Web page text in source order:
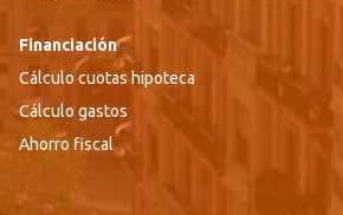
Financiación
Cálculo cuotas hipoteca
Cálculo gastos
Ahorro fiscal